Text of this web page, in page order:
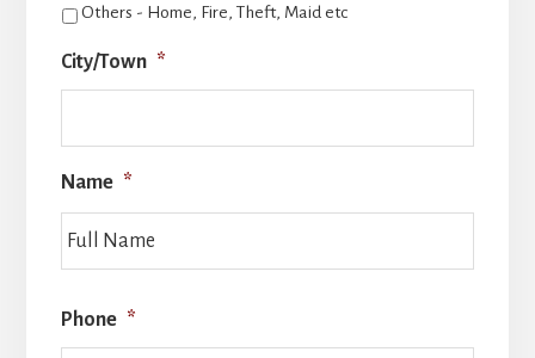
Others - Home, Fire, Theft, Maid etc
City/Town *
Name *
Phone *